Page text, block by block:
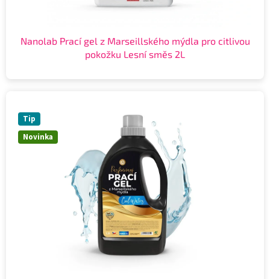
Nanolab Prací gel z Marseillského mýdla pro citlivou
pokožku Lesní směs 2L
Novinka
Tip